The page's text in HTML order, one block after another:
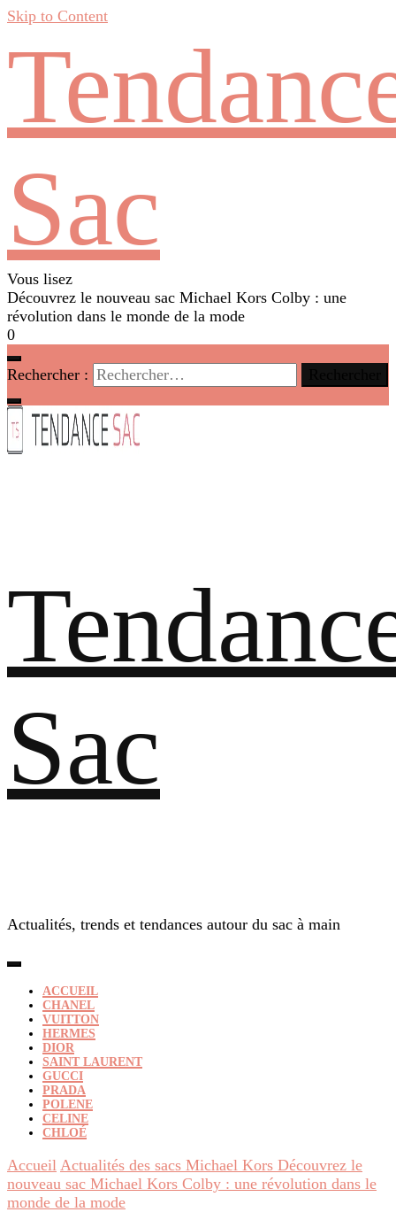
Skip to Content
Sac
Vous lisez
Découvrez le nouveau sac Michael Kors Colby : une
révolution dans le monde de la mode
0
Rechercher :
Sac
Actualités, trends et tendances autour du sac à main
ACCUEIL
CHANEL
VUITTON
HERMES
DIOR
SAINT LAURENT
GUCCI
PRADA
POLENE
CELINE
CHLOÉ
Accueil Actualités des sacs Michael Kors Découvrez le
nouveau sac Michael Kors Colby : une révolution dans le
monde de la mode